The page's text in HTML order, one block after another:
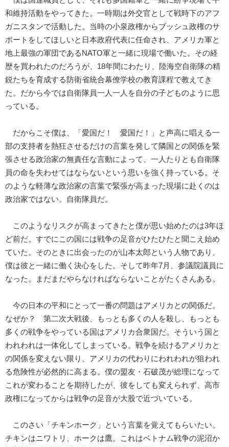
和維持活動をやってきた。一時期は外交官として戦時下のアフ
ガニスタンで活動した。当時の小泉政権からブッシュ政権のサ
ポートをしてほしいと日本政府代表に任命され、アメリカ軍と
地上最強の軍団であるNATO軍と一緒に現場で働いた。その経
歴を買われたのだろうが、18年間にわたり、陸海空自衛隊の精
鋭たちを育成する防衛省統合幕僚学校の教育課程で教えてき
た。だから今では自衛隊員一人一人を自分の子どものように思
っている。
だからこそ僕は、「愛国だ！ 愛国だ！」と声高に唱える一
部の支持者を熱狂させるだけの言葉を発して隣国との関係を緊
張させる政治家の無責任な言動によって、一人たりとも自衛隊
員の命を失わせてはならないという思いを強く持っている。そ
のような軽薄な政治家の言葉で緊張が高まった現場に赴くのは
政治家ではない。自衛隊員だ。
このようなリスクが高まってきたと僕が思い始めたのは3年ほ
ど前だ。すでにこの国には戦争の足音がひたひたと聞こえ始め
ていた。そのときに出会ったのが山本太郎という人物であり、
僕は彼と一緒に働く決心をした。そして昨年7月、参議院議員に
なった。まだまだやらなければならないことがたくさんある。
今の日本の平和にとって一番の問題はアメリカとの関係だ。
なぜか？ 第二次大戦後、もっとも多くの人を殺し、もっとも
多くの戦争をやっている国はアメリカ合衆国だ。そういう国と
われわれは一体化してしまっている。戦争を続けるアメリカと
の関係を変えない限り、アメリカの代わりにわれわれが狙われ
る危険性が必然的に高まる。僕の盟友・石破茂が総理になって
これが変わることを期待したが、彼をしても変えられず、高市
政権になってからは戦争の足音が大股で近づいている。
このさい「チキンホーク」という言葉を覚えてもらいたい。
チキンはニワトリ、ホークは鷹。これはベトナム戦争の泥沼か